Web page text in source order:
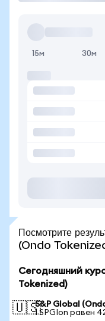
15м 30м
Посмотрите
(Ondo
Сегодняшний
Tokenized)
🇺🇸S&P Global
1 SPGIon равен